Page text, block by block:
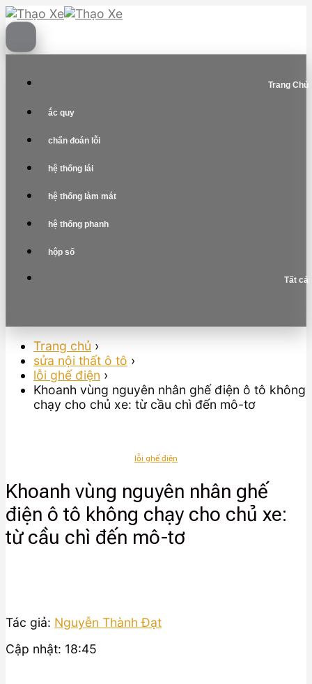
Skip
to
content
Trang Chủ
ắc quy
chẩn đoán lỗi
hệ thống lái
hệ thống làm mát
hệ thống phanh
hộp số
Tất cả
Trang chủ ›
sửa nội thất ô tô ›
lỗi ghế điện ›
Khoanh vùng nguyên nhân ghế điện ô tô không
chạy cho chủ xe: từ cầu chì đến mô-tơ
lỗi ghế điện
Khoanh vùng nguyên nhân ghế
điện ô tô không chạy cho chủ xe:
từ cầu chì đến mô-tơ
Tác giả: Nguyễn Thành Đạt
Cập nhật: 18:45